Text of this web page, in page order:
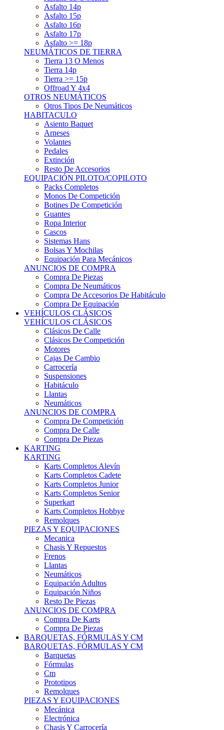
Asfalto 14p
Asfalto 15p
Asfalto 16p
Asfalto 17p
Asfalto >= 18p
NEUMÁTICOS DE TIERRA
Tierra 13 O Menos
Tierra 14p
Tierra >= 15p
Offroad Y 4x4
OTROS NEUMÁTICOS
Otros Tipos De Neumáticos
HABITACULO
Asiento Baquet
Arneses
Volantes
Pedales
Extinción
Resto De Accesorios
EQUIPACIÓN PILOTO/COPILOTO
Packs Completos
Monos De Competición
Botines De Competición
Guantes
Ropa Interior
Cascos
Sistemas Hans
Bolsas Y Mochilas
Equipación Para Mecánicos
ANUNCIOS DE COMPRA
Compra De Piezas
Compra De Neumáticos
Compra De Accesorios De Habitáculo
Compra De Equipación
VEHÍCULOS CLÁSICOS
VEHÍCULOS CLÁSICOS
Clásicos De Calle
Clásicos De Competición
Motores
Cajas De Cambio
Carrocería
Suspensiones
Habitáculo
Llantas
Neumáticos
ANUNCIOS DE COMPRA
Compra De Competición
Compra De Calle
Compra De Piezas
KARTING
KARTING
Karts Completos Alevín
Karts Completos Cadete
Karts Completos Junior
Karts Completos Senior
Superkart
Karts Completos Hobbye
Remolques
PIEZAS Y EQUIPACIONES
Mecanica
Chasis Y Repuestos
Frenos
Llantas
Neumáticos
Equipación Adultos
Equipación Niños
Resto De Piezas
ANUNCIOS DE COMPRA
Compra De Karts
Compra De Piezas
BARQUETAS, FÓRMULAS Y CM
BARQUETAS, FÓRMULAS Y CM
Barquetas
Fórmulas
Cm
Prototipos
Remolques
PIEZAS Y EQUIPACIONES
Mecánica
Electrónica
Chasis Y Carrocería